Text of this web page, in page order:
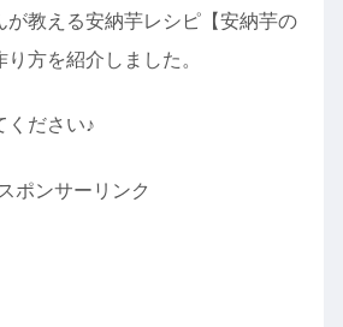
が教える安納芋レシピ【安納芋の
方を紹介しました。
ください♪
スポンサーリンク